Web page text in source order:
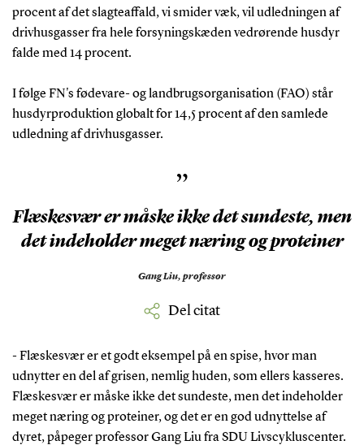
procent af det slagteaffald, vi smider væk, vil udledningen af
drivhusgasser fra hele forsyningskæden vedrørende husdyr
falde med 14 procent.
I følge FN's fødevare- og landbrugsorganisation (FAO) står
husdyrproduktion globalt for 14,5 procent af den samlede
udledning af drivhusgasser.
”
Flæskesvær er måske ikke det sundeste, men
det indeholder meget næring og proteiner
Gang Liu, professor
Del citat
- Flæskesvær er et godt eksempel på en spise, hvor man
udnytter en del af grisen, nemlig huden, som ellers kasseres.
Flæskesvær er måske ikke det sundeste, men det indeholder
meget næring og proteiner, og det er en god udnyttelse af
dyret, påpeger professor Gang Liu fra SDU Livscykluscenter.